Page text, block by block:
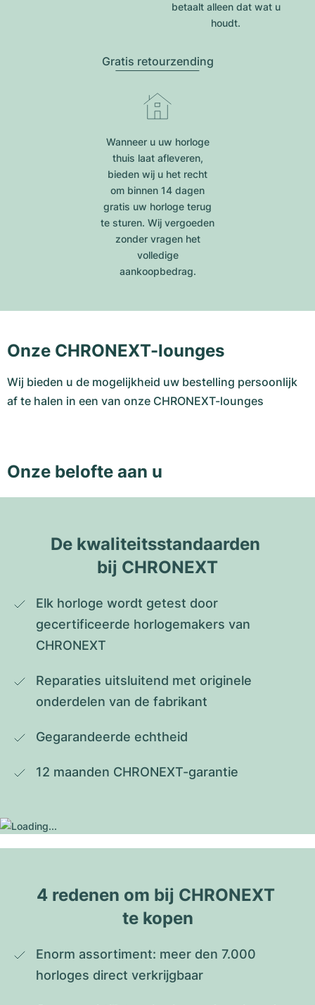
betaalt alleen dat wat u
houdt.
Gratis retourzending
Wanneer u uw horloge
thuis laat afleveren,
bieden wij u het recht
om binnen 14 dagen
gratis uw horloge terug
te sturen. Wij vergoeden
zonder vragen het
volledige
aankoopbedrag.
Onze CHRONEXT-lounges
Wij bieden u de mogelijkheid uw bestelling persoonlijk
af te halen in een van onze CHRONEXT-lounges
Onze belofte aan u
De kwaliteitsstandaarden
bij CHRONEXT
Elk horloge wordt getest door
gecertificeerde horlogemakers van
CHRONEXT
Reparaties uitsluitend met originele
onderdelen van de fabrikant
Gegarandeerde echtheid
12 maanden CHRONEXT-garantie
4 redenen om bij CHRONEXT
te kopen
Enorm assortiment: meer den 7.000
horloges direct verkrijgbaar